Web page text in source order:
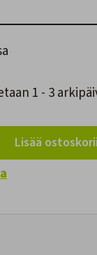
1 - 3
Lisää